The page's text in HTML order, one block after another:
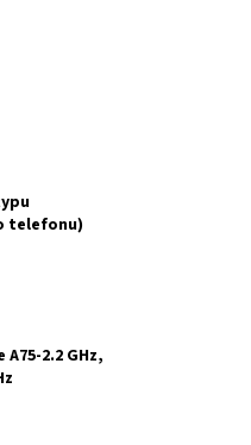
telefonu)
2.2 GHz,